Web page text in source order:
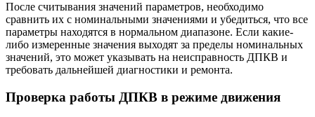
После считывания значений параметров, необходимо
сравнить их с номинальными значениями и убедиться, что все
параметры находятся в нормальном диапазоне. Если какие-
либо измеренные значения выходят за пределы номинальных
значений, это может указывать на неисправность ДПКВ и
требовать дальнейшей диагностики и ремонта.
Проверка работы ДПКВ в режиме движения